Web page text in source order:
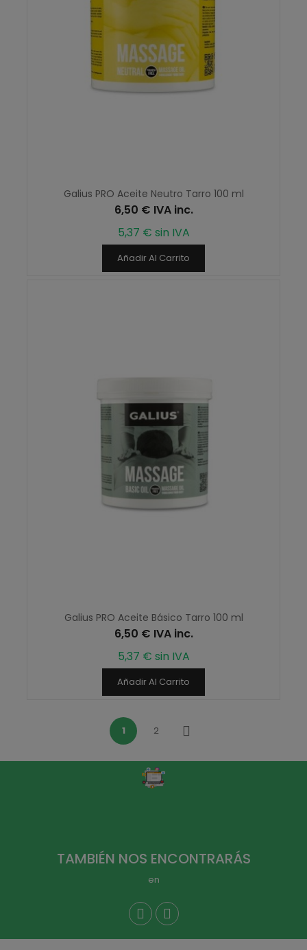
Galius PRO Aceite Neutro Tarro 100 ml
6,50 € IVA inc.
5,37 € sin IVA
Añadir Al Carrito
Galius PRO Aceite Básico Tarro 100 ml
6,50 € IVA inc.
5,37 € sin IVA
Añadir Al Carrito
1 2
Siguiente
TAMBIÉN NOS ENCONTRARÁS
en